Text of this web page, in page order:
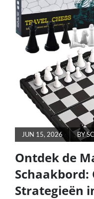
VAN
40
X
40:
EEN
VOOR
ECHTE
POSTED
ON
JUN 15, 2026 BY
Ontdek de
Schaakbord:
Strategieën